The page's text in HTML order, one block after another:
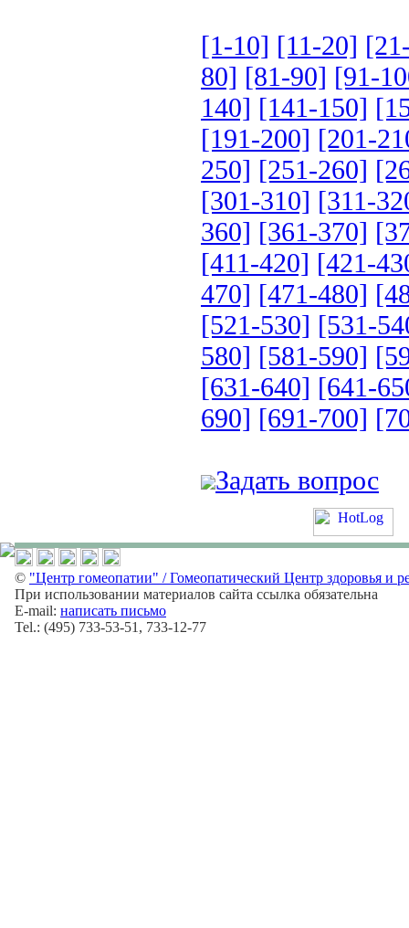
[1-10] [11-20]
80] [81-90] [91-
140] [141-150]
[191-200] [201-
250] [251-260]
[301-310] [311-
360] [361-370]
[411-420] [421-
470] [471-480]
[521-530] [531-
580] [581-590]
[631-640] [641-
690] [691-700]
Задать вопрос
© "Центр гомеопатии" / Гомеопатический Центр здоровья и
При использовании материалов сайта ссылка обязательна
E-mail: написать письмо
Tel.: (495) 733-53-51, 733-12-77